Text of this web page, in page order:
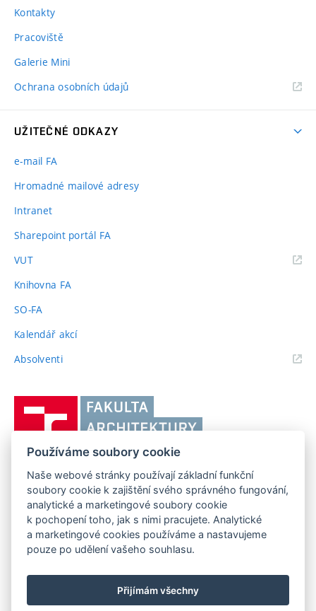
Kontakty
Pracoviště
Galerie Mini
Ochrana osobních údajů
UŽITEČNÉ ODKAZY
e-mail FA
Hromadné mailové adresy
Intranet
Sharepoint portál FA
VUT(externí
Knihovna FA
SO-FA
Kalendář akcí
Absolventi(externí
Brně,
Fakulta
architektury
FAKULTA ARCHITEKTURY VUT V BRNĚ
Poříčí 273/5, 639 00 Brno
Telefon: 54114 6600
www.fa.vutbr.cz
info@fa.vutbr.cz
Používáme soubory cookie
Naše webové stránky používají základní funkční
soubory cookie k zajištění svého správného fungování,
analytické a marketingové soubory cookie
k pochopení toho, jak s nimi pracujete. Analytické
a marketingové cookies používáme a nastavujeme
pouze po udělení vašeho souhlasu.
Přijímám všechny